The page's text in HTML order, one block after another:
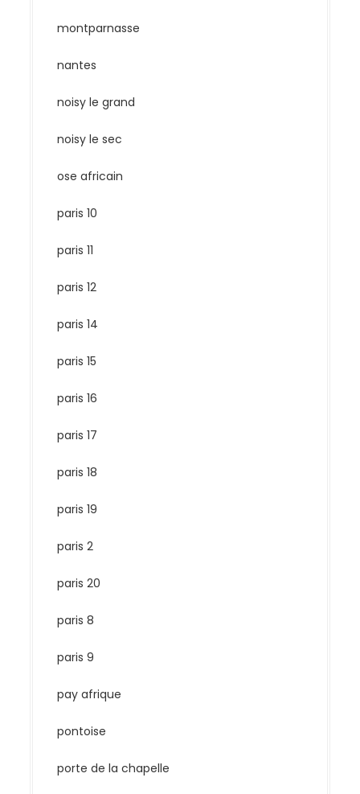
montparnasse
nantes
noisy le grand
noisy le sec
ose africain
paris 10
paris 11
paris 12
paris 14
paris 15
paris 16
paris 17
paris 18
paris 19
paris 2
paris 20
paris 8
paris 9
pay afrique
pontoise
porte de la chapelle